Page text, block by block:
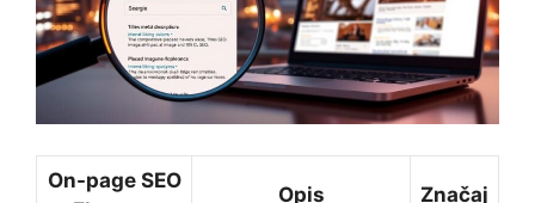
On-page SEO
Opis Značaj